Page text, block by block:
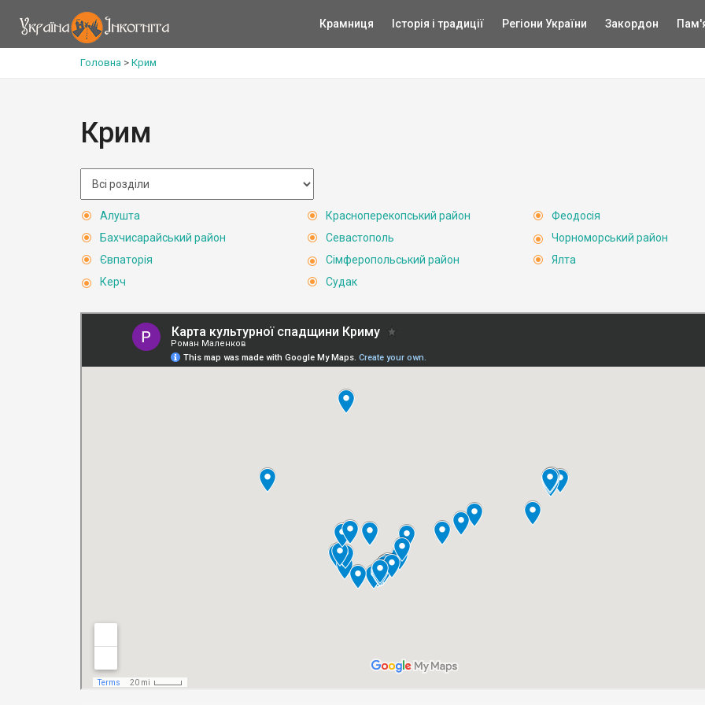
Крамниця Історія і традиції Регіони України Закордон
Головна > Крим
Крим
Алушта
Бахчисарайський район
Євпаторія
Керч
Красноперекопський район
Севастополь
Сімферопольський район
Судак
Феодосія
Чорноморський район
Ялта